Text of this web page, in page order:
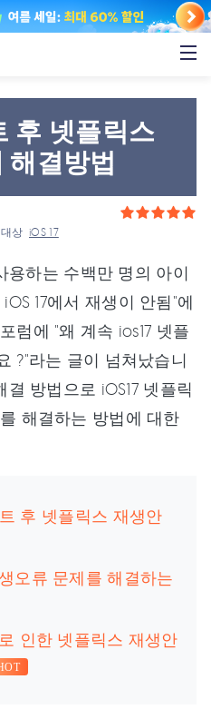
후 넷플릭스
해결방법
상 iOS 17
용하는 수백만 명의 아이
17에서 재생이 안됨"에
럼에 "왜 계속 ios17 넷플
?"라는 글이 넘쳐났습니
방법으로 iOS17 넷플릭
해결하는 방법에 대한
후 넷플릭스 재생안
오류 문제를 해결하는
인한 넷플릭스 재생안